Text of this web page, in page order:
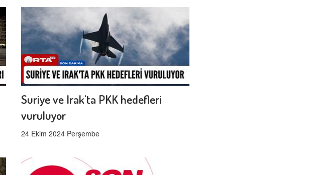
Suriye ve Irak'ta PKK hedefleri
vuruluyor
24 Ekim 2024 Perşembe